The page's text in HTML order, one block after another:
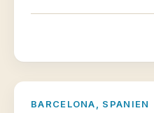
BARCELONA, SPANIEN